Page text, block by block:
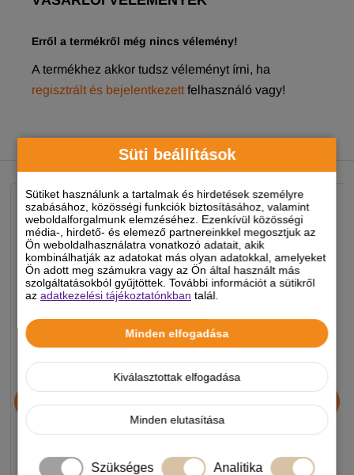
Süti beállítások
Sütiket használunk a tartalmak és hirdetések személyre
szabásához, közösségi funkciók biztosításához, valamint
weboldalforgalmunk elemzéséhez. Ezenkívül közösségi
média-, hirdető- és elemező partnereinkkel megosztjuk az
Ön weboldalhasználatra vonatkozó adatait, akik
kombinálhatják az adatokat más olyan adatokkal, amelyeket
Ön adott meg számukra vagy az Ön által használt más
szolgáltatásokból gyűjtöttek. További információt a sütikről
azadatkezelési tájékoztatónkban talál.
Minden elfogadása
Kiválasztottak elfogadása
Minden elutasítása
Szükséges Analitika
Erről a termékről még nincs vélemény!
A termékhez akkor tudsz véleményt írni, ha
regisztrált és bejelentkezett felhasználó vagy!
NEKED AJÁNLJUK
JosiDog Economy
kutyatáp 15+3kg
11 990 Ft
Alice Professional Adult
Balance Lamb & Pumpkin
11 990 Ft